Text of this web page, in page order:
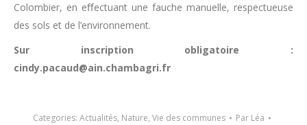
Colombier, en eﬀectuant une fauche manuelle, respectueuse
des sols et de l’environnement.
Sur inscription obligatoire :
cindy.pacaud@ain.chambagri.fr
Categories: Actualités, Nature, Vie des communes Par Léa